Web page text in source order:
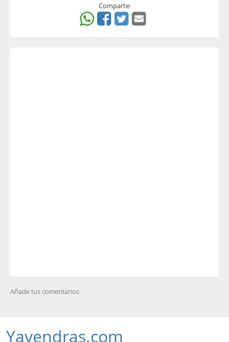
Comparte:
Añade tus comentarios
Yavendras.com